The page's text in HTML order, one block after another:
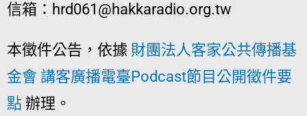
信箱： hrd061@hakkaradio.org.tw
本徵件公告，依據 財團法人客家公共傳播基
金會 講客廣播電臺Podcast節目公開徵件要
點 辦理。